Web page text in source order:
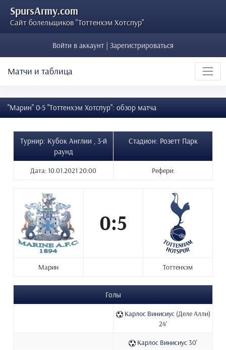
SpursArmy.com
Сайт болельщиков "Тоттенхэм Хотспур"
Войти в аккаунт | Зарегистрироваться
Матчи и таблица
"Марин" 0-5 "Тоттенхэм Хотспур": обзор матча
Турнир: Кубок Англии , 3-й
раунд
Стадион: Розетт Парк
Дата: 10.01.2021 20:00 Рефери:
0:5
Марин Тоттенхэм
Голы
Карлос Винисиус(Деле Алли)
24'
Карлос Винисиус30'